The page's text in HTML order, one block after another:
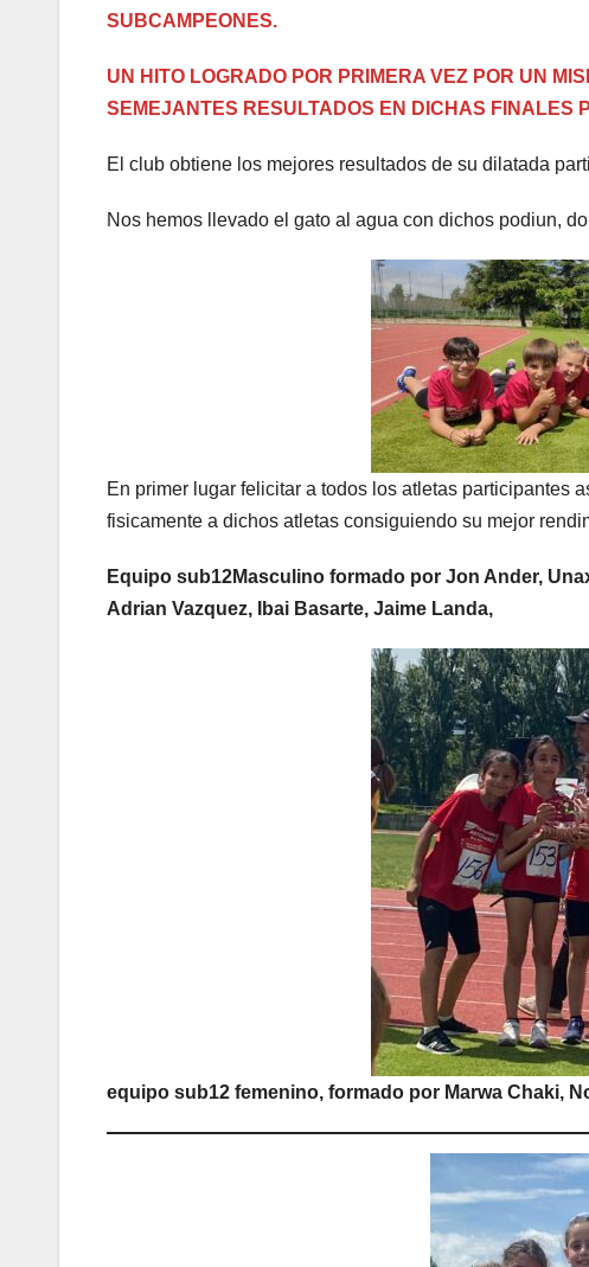
SUBCAMPEONES.
UN HITO LOGRADO POR PRIMERA VEZ POR UN
SEMEJANTES RESULTADOS EN DICHAS FINALES
El club obtiene los mejores resultados de su dilatada
Nos hemos llevado el gato al agua con dichos podiun,
En primer lugar felicitar a todos los atletas participantes
fisicamente a dichos atletas consiguiendo su mejor
Equipo sub12Masculino formado por Jon Ander,
Adrian Vazquez, Ibai Basarte, Jaime Landa,
equipo sub12 femenino, formado por Marwa Chaki,